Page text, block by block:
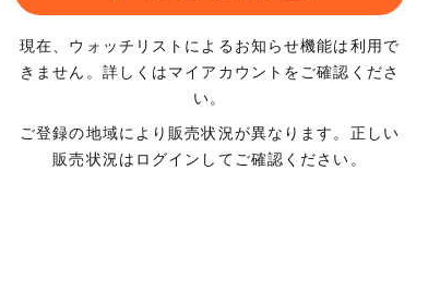
現在、ウォッチリストによるお知らせ機能は利用で
きません。詳しくはマイアカウントをご確認くださ
い。
ご登録の地域により販売状況が異なります。正しい
販売状況はログインしてご確認ください。